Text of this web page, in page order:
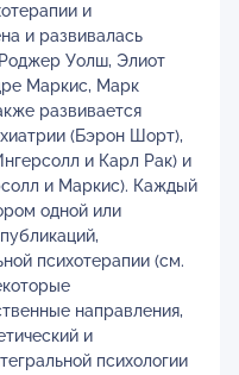
и
и развивалась
Уолш, Элиот
Маркис, Марк
развивается
(Бэрон Шорт),
и Карл Рак) и
и Маркис). Каждый
одной или
психотерапии (см.
направления,
и
психологии